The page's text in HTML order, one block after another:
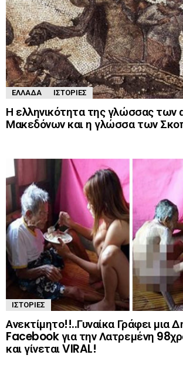
ΕΛΛΆΔΑ ΙΣΤΟΡΊΕΣ
Η ελληνικότητα της γλώσσας των
Μακεδόνων και η γλώσσα των
ΙΣΤΟΡΊΕΣ
Ανεκτίμητο!!..Γυναίκα Γράφει μια
Facebook για την Λατρεμένη
και γίνεται VIRAL!